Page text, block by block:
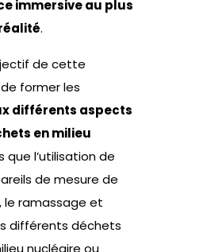
immersive au plus
.
de cette
former les
différents aspects
en milieu
que l’utilisation de
de mesure de
le ramassage et
différents déchets